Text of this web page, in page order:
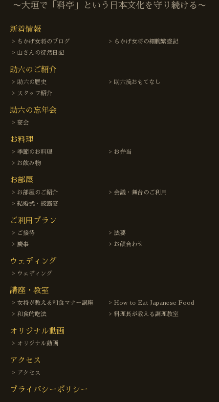
〜大垣で「料亭」という日本文化を守り続ける〜
新着情報
ちかげ女将のブログ
ちかげ女将の細腕繁盛記
山さんの徒然日記
助六のご紹介
助六の歴史
助六流おもてなし
スタッフ紹介
助六の忘年会
宴会
お料理
季節のお料理
お弁当
お飲み物
お部屋
お部屋のご紹介
会議・舞台のご利用
結婚式・披露宴
ご利用プラン
ご接待
法要
慶事
お顔合わせ
ウェディング
ウェディング
講座・教室
女将が教える和食マナー講座
How to Eat Japanese Food
和食的吃法
料理長が教える調理教室
オリジナル動画
オリジナル動画
アクセス
アクセス
プライバシーポリシー